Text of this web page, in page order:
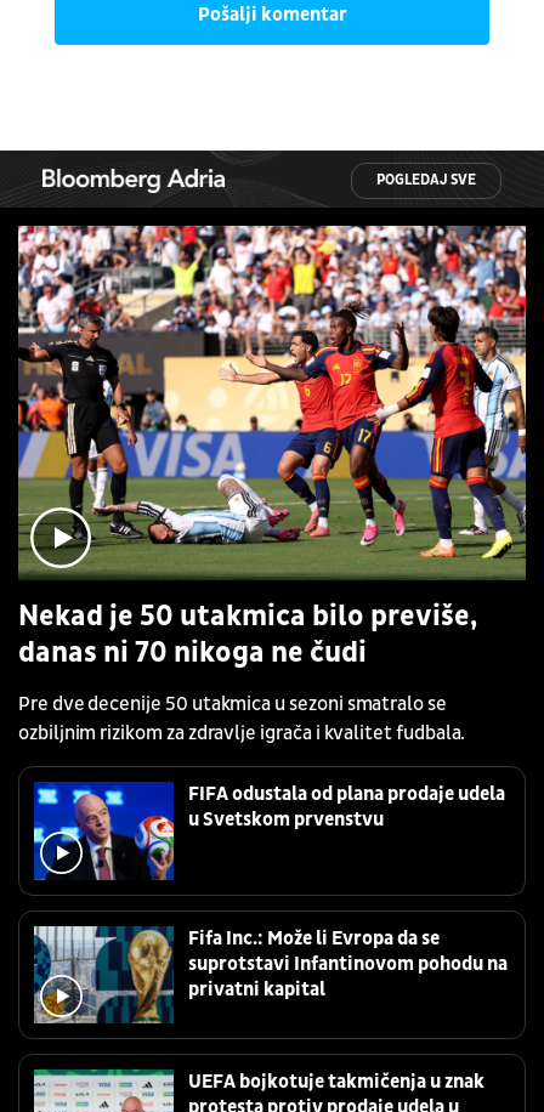
Pošalji komentar
POGLEDAJ SVE
Nekad je 50 utakmica bilo previše,
danas ni 70 nikoga ne čudi
Pre dve decenije 50 utakmica u sezoni smatralo se
ozbiljnim rizikom za zdravlje igrača i kvalitet fudbala.
FIFA odustala od plana prodaje udela
u Svetskom prvenstvu
Fifa Inc.: Može li Evropa da se
suprotstavi Infantinovom pohodu na
privatni kapital
UEFA bojkotuje takmičenja u znak